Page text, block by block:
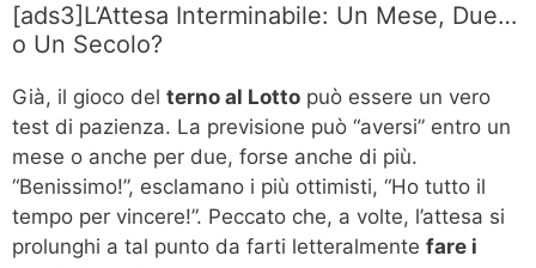
[ads3]L’Attesa Interminabile: Un Mese, Due…
o Un Secolo?
Già, il gioco del terno al Lotto può essere un vero
test di pazienza. La previsione può “aversi” entro un
mese o anche per due, forse anche di più.
“Benissimo!”, esclamano i più ottimisti, “Ho tutto il
tempo per vincere!”. Peccato che, a volte, l’attesa si
prolunghi a tal punto da farti letteralmente fare i